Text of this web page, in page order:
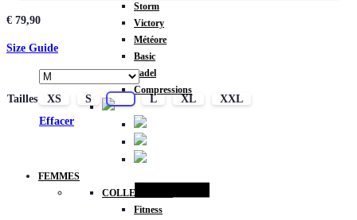
Storm
Victory
Météore
Basic
Padel
Compressions
FEMMES
COLLECTIONS
Fitness
€ 79,90
Size Guide
Tailles XS S L XL
XXL
Effacer